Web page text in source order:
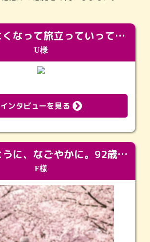
「カッコよくなって旅立っていってくれました（笑）もっとカッコいいって言ってあげればよかったな」
U様
インタビューを見る
同窓会のように、なごやかに。92歳の旅立ちを彩った、再会と感謝の場
F様